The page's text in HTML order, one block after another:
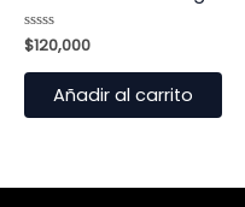
Valorado
con
0
$120,000
Añadir al carrito